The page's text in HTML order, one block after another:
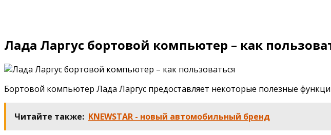
Лада Ларгус бортовой компьютер – как
Бортовой компьютер Лада Ларгус предоставляет некоторые полезные
Читайте также: KNEWSTAR - новый автомобильный бренд